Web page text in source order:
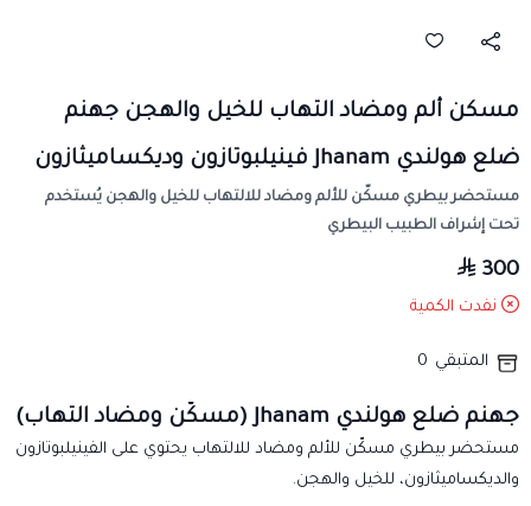
مسكن ألم ومضاد التهاب للخيل والهجن جهنم
ضلع هولندي Jhanam فينيلبوتازون وديكساميثازون
مستحضر بيطري مسكّن للألم ومضاد للالتهاب للخيل والهجن يُستخدم
تحت إشراف الطبيب البيطري
300
نفدت الكمية
المتبقي 0
جهنم ضلع هولندي Jhanam (مسكّن ومضاد التهاب)
مستحضر بيطري مسكّن للألم ومضاد للالتهاب يحتوي على الفينيلبوتازون
والديكساميثازون، للخيل والهجن.